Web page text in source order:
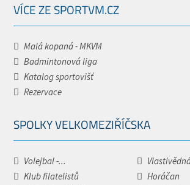
VÍCE ZE SPORTVM.CZ
Malá kopaná - MKVM
Badmintonová liga
Katalog sportovišť
Rezervace
SPOLKY VELKOMEZIŘÍČSKA
Volejbal -...
Klub filatelistů
Horáčan